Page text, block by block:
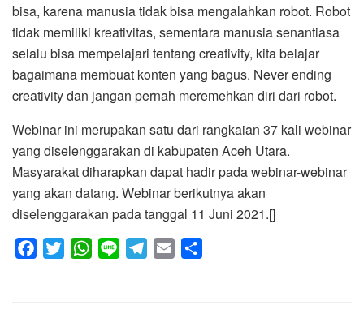
bisa, karena manusia tidak bisa mengalahkan robot. Robot
tidak memiliki kreativitas, sementara manusia senantiasa
selalu bisa mempelajari tentang creativity, kita belajar
bagaimana membuat konten yang bagus. Never ending
creativity dan jangan pernah meremehkan diri dari robot.
Webinar ini merupakan satu dari rangkaian 37 kali webinar
yang diselenggarakan di kabupaten Aceh Utara.
Masyarakat diharapkan dapat hadir pada webinar-webinar
yang akan datang. Webinar berikutnya akan
diselenggarakan pada tanggal 11 Juni 2021.[]
W